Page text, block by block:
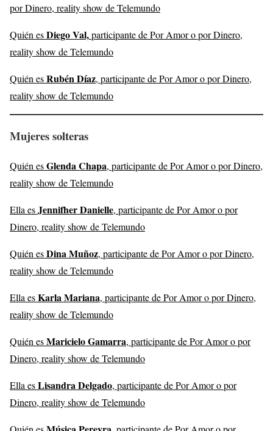
por Dinero, reality show de Telemundo
Quién esDiego Val,participante de Por Amor o por Dinero,
reality show de Telemundo
Quién esRubén Díaz, participante de Por Amor o por Dinero,
reality show de Telemundo
Mujeres solteras
Quién esGlenda Chapa, participante de Por Amor o por Dinero,
reality show de Telemundo
Ella esJennifher Danielle, participante de Por Amor o por
Dinero, reality show de Telemundo
Quién esDina Muñoz, participante de Por Amor o por Dinero,
reality show de Telemundo
Ella esKarla Mariana, participante de Por Amor o por Dinero,
reality show de Telemundo
Quién esMaricielo Gamarra, participante de Por Amor o por
Dinero, reality show de Telemundo
Ella esLisandra Delgado, participante de Por Amor o por
Dinero, reality show de Telemundo